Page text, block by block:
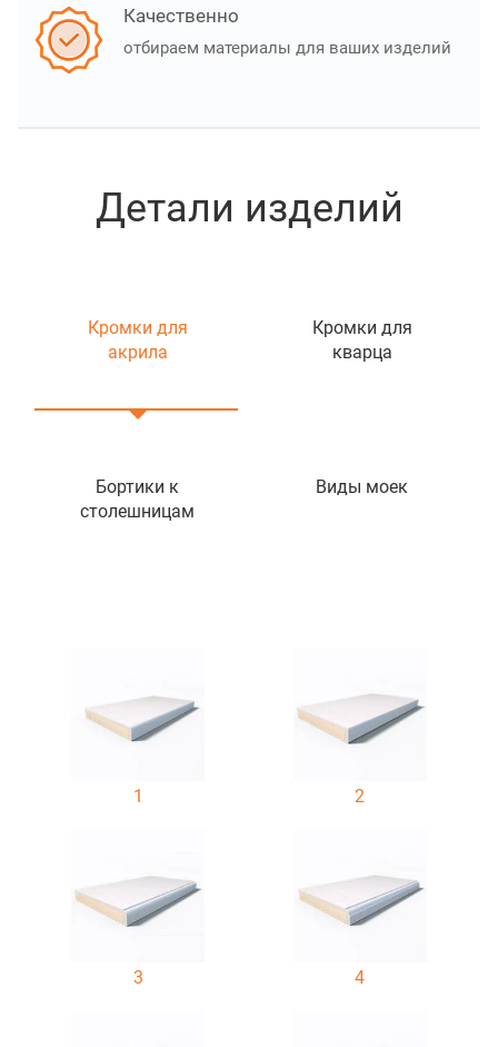
Качественно
отбираем материалы для ваших изделий
Детали изделий
Кромки для
акрила
Кромки для
кварца
Бортики к
столешницам
Виды моек
1 2
3 4